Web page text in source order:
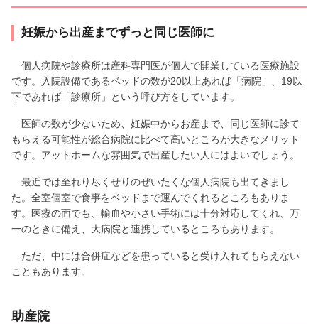
妊娠から出産までずっと同じ医師に
個人病院や診療所は産科専門医が個人で開業している医療施設
です。入院設備であるベッドの数が20以上あれば「病院」、19以
下であれば「診療所」という呼び方をしています。
医師の数が少ないため、妊娠中からお産まで、同じ医師に診て
もらえる可能性が総合病院に比べて高いところが大きなメリット
です。アットホームな雰囲気で出産したい人にはよいでしょう。
最近では至れり尽くせりのぜいたくな個人病院も出てきまし
た。全室個室で食事をベッドまで運んでくれるところもありま
す。医療の面でも、輸血や小さい手術には十分対応してくれ、万
一のときに備え、大病院と連携しているところもあります。
ただ、中には合併症などを患っていると受け入れてもらえない
こともあります。
助産院